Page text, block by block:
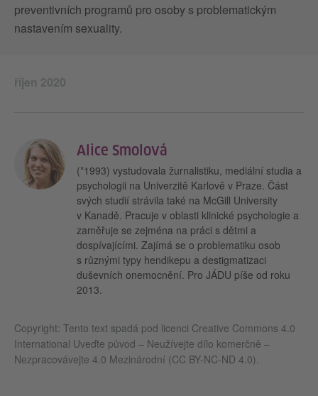
preventivních programů pro osoby s problematickým
nastavením sexuality.
říjen 2020
Alice Smolová
(*1993) vystudovala žurnalistiku, mediální studia a
psychologii na Univerzitě Karlově v Praze. Část
svých studií strávila také na McGill University
v Kanadě. Pracuje v oblasti klinické psychologie a
zaměřuje se zejména na práci s dětmi a
dospívajícími. Zajímá se o problematiku osob
s různými typy hendikepu a destigmatizaci
duševních onemocnění. Pro JÁDU píše od roku
2013.
Copyright: Tento text spadá pod licenci Creative Commons 4.0
International Uveďte původ – Neužívejte dílo komerčně –
Nezpracovávejte 4.0 Mezinárodní (CC BY-NC-ND 4.0).